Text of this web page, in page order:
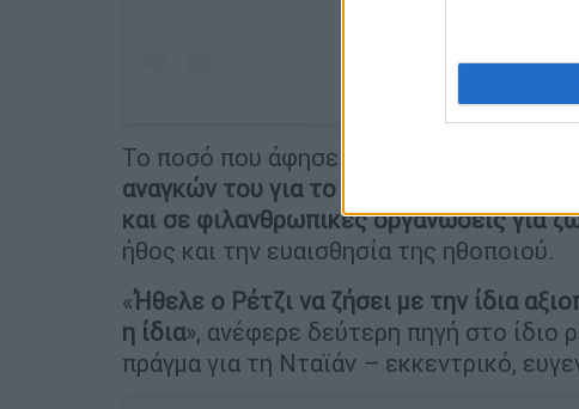
Το ποσό που άφησε στη φροντίδα του
αναγκών του για το υπόλοιπο της ζωής
και σε φιλανθρωπικές οργανώσεις για
ήθος και την ευαισθησία της ηθοποιού.
«Ήθελε ο Ρέτζι να ζήσει με την ίδια
η ίδια», ανέφερε δεύτερη πηγή στο ίδιο
πράγμα για τη Νταϊάν – εκκεντρικό,